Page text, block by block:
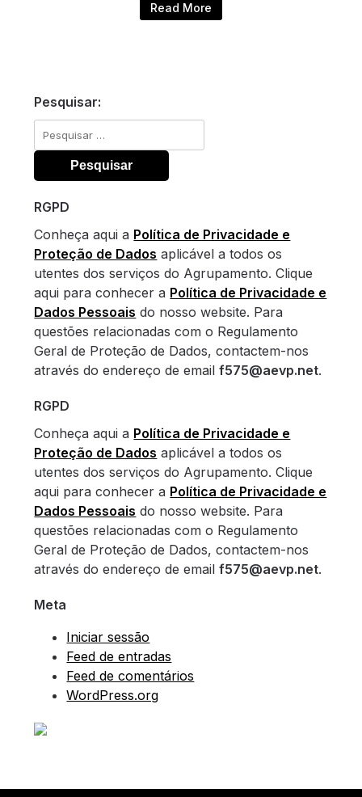
Read More
Pesquisar:
Pesquisar
por:
RGPD
Conheça aqui a Política de Privacidade e
Proteção de Dados aplicável a todos os
utentes dos serviços do Agrupamento. Clique
aqui para conhecer a Política de Privacidade e
Dados Pessoais do nosso website. Para
questões relacionadas com o Regulamento
Geral de Proteção de Dados, contactem-nos
através do endereço de emailf575@aevp.net.
RGPD
Conheça aqui a Política de Privacidade e
Proteção de Dados aplicável a todos os
utentes dos serviços do Agrupamento. Clique
aqui para conhecer a Política de Privacidade e
Dados Pessoais do nosso website. Para
questões relacionadas com o Regulamento
Geral de Proteção de Dados, contactem-nos
através do endereço de emailf575@aevp.net.
Meta
Iniciar sessão
Feed de entradas
Feed de comentários
WordPress.org